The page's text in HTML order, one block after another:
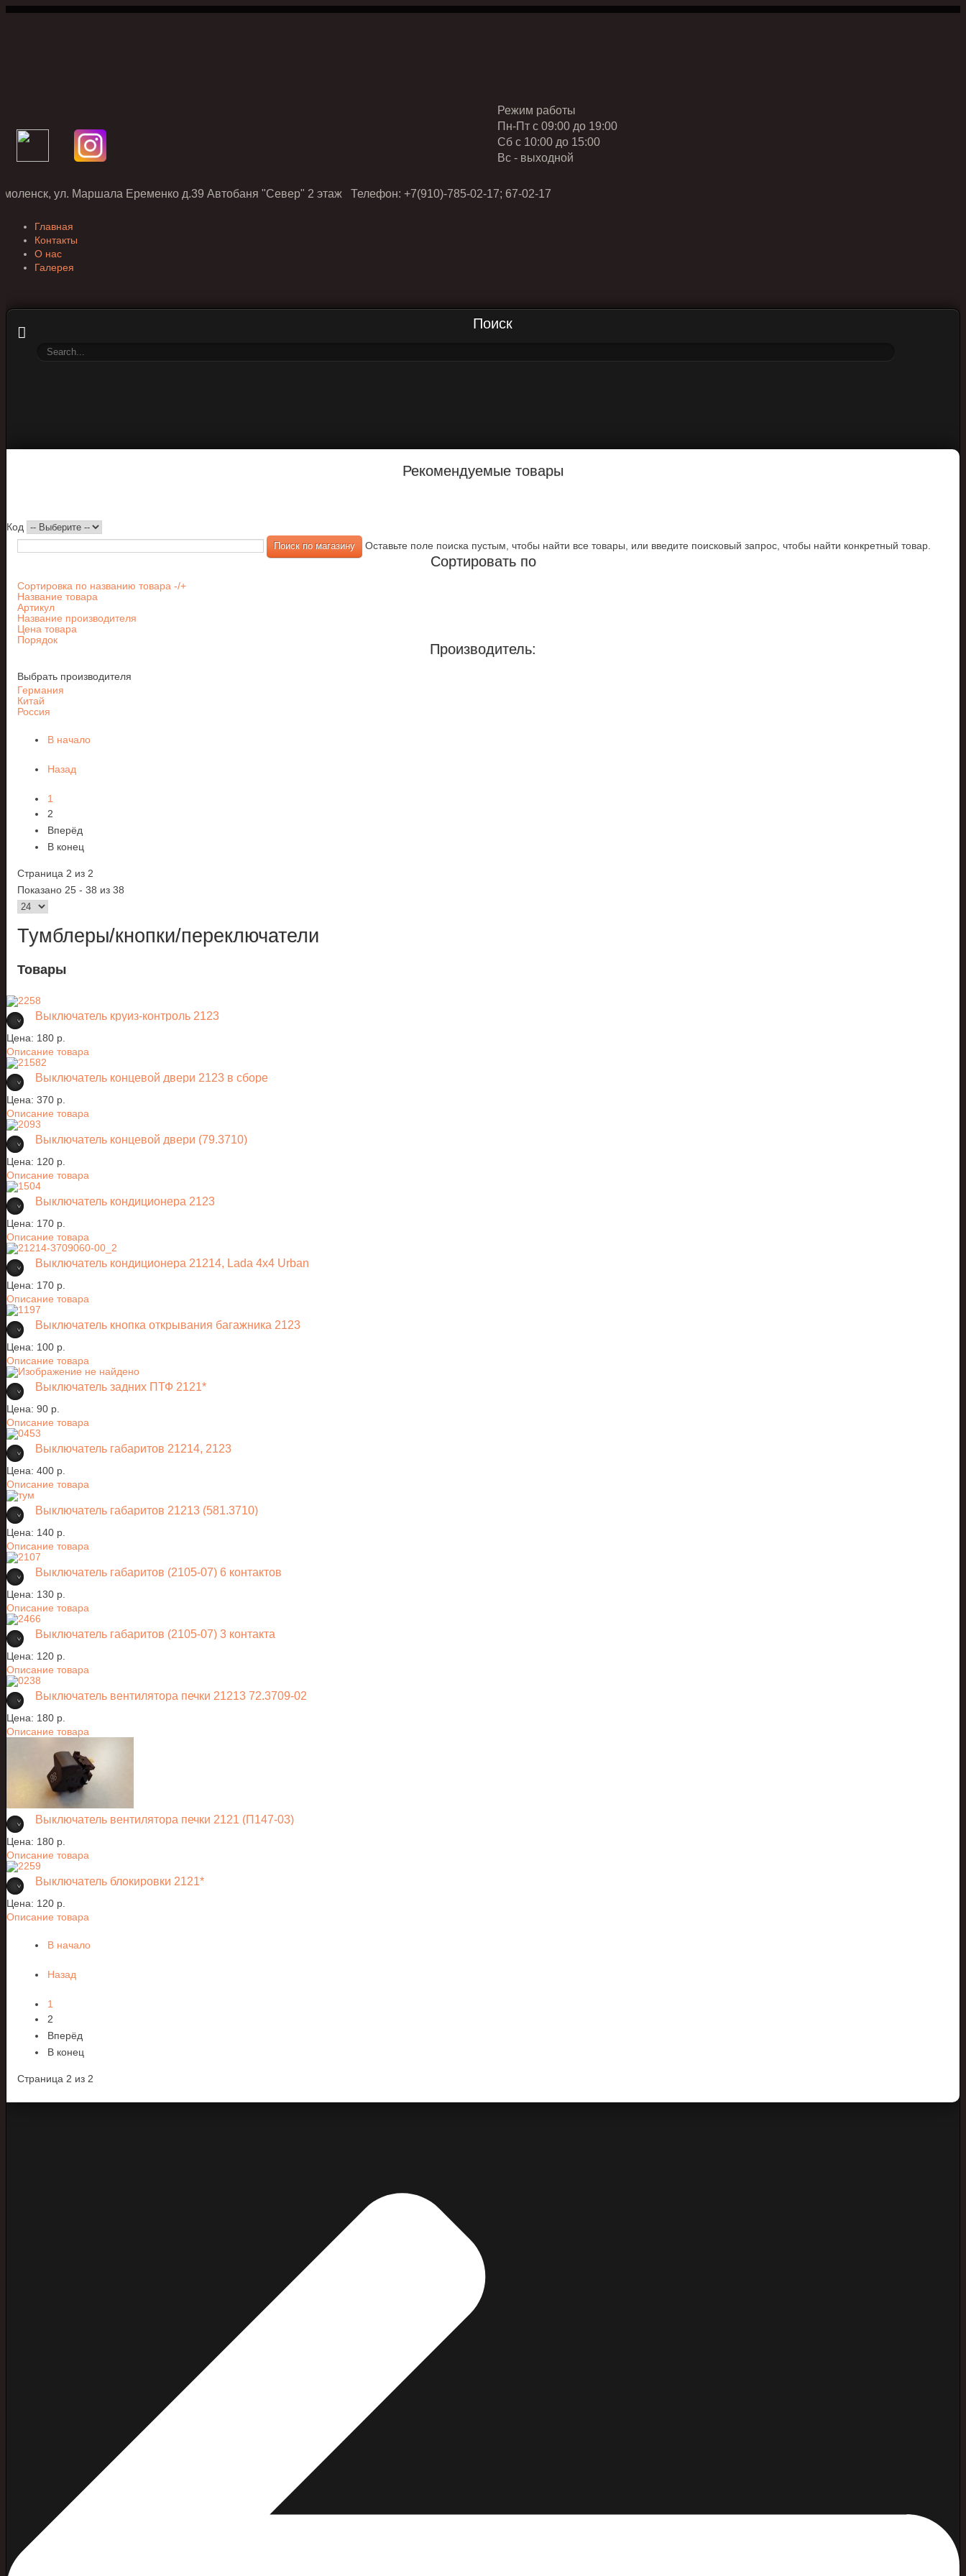
Режим работы
Пн-Пт с 09:00 до 19:00
Cб с 10:00 до 15:00
Вс - выходной
ул. Маршала Еременко д.39 Автобаня "Север" 2 этаж Телефон: +7(910)-785-02-17; 67-02-17
Главная
Контакты
О нас
Галерея
Поиск
Рекомендуемые товары
Код
Оставьте поле поиска пустым, чтобы найти все товары, или введите поисковый запрос, чтобы найти конкретный товар.
Сортировать по
Сортировка по названию товара -/+
Название товара
Артикул
Название производителя
Цена товара
Порядок
Производитель:
Выбрать производителя
Германия
Китай
Россия
В начало
Назад
1
2
Вперёд
В конец
Страница 2 из 2
Показано 25 - 38 из 38
Тумблеры/кнопки/переключатели
Товары
Выключатель круиз-контроль 2123
Цена: 180 p.
Описание товара
Выключатель концевой двери 2123 в сборе
Цена: 370 p.
Описание товара
Выключатель концевой двери (79.3710)
Цена: 120 p.
Описание товара
Выключатель кондиционера 2123
Цена: 170 p.
Описание товара
Выключатель кондиционера 21214, Lada 4x4 Urban
Цена: 170 p.
Описание товара
Выключатель кнопка открывания багажника 2123
Цена: 100 p.
Описание товара
Выключатель задних ПТФ 2121*
Цена: 90 p.
Описание товара
Выключатель габаритов 21214, 2123
Цена: 400 p.
Описание товара
Выключатель габаритов 21213 (581.3710)
Цена: 140 p.
Описание товара
Выключатель габаритов (2105-07) 6 контактов
Цена: 130 p.
Описание товара
Выключатель габаритов (2105-07) 3 контакта
Цена: 120 p.
Описание товара
Выключатель вентилятора печки 21213 72.3709-02
Цена: 180 p.
Описание товара
Выключатель вентилятора печки 2121 (П147-03)
Цена: 180 p.
Описание товара
Выключатель блокировки 2121*
Цена: 120 p.
Описание товара
В начало
Назад
1
2
Вперёд
В конец
Страница 2 из 2